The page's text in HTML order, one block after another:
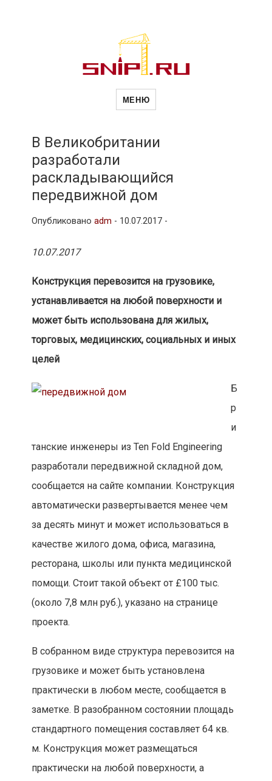
Новости
и
МЕНЮ
В Великобритании
разработали
раскладывающийся
передвижной дом
Опубликовано adm - 10.07.2017 -
10.07.2017
Конструкция перевозится на грузовике,
устанавливается на любой поверхности и
может быть использована для жилых,
торговых, медицинских, социальных и иных
целей
Б
р
и
танские инженеры из Ten Fold Engineering
разработали передвижной складной дом,
сообщается на сайте компании. Конструкция
автоматически развертывается менее чем
за десять минут и может использоваться в
качестве жилого дома, офиса, магазина,
ресторана, школы или пункта медицинской
помощи. Стоит такой объект от £100 тыс.
(около 7,8 млн руб.), указано на странице
проекта.
В собранном виде структура перевозится на
грузовике и может быть установлена
практически в любом месте, сообщается в
заметке. В разобранном состоянии площадь
стандартного помещения составляет 64 кв.
м. Конструкция может размещаться
практически на любой поверхности, а